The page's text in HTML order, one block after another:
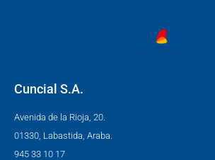
Cuncial S.A.
Avenida de la Rioja, 20.
01330, Labastida, Araba.
945 33 10 17